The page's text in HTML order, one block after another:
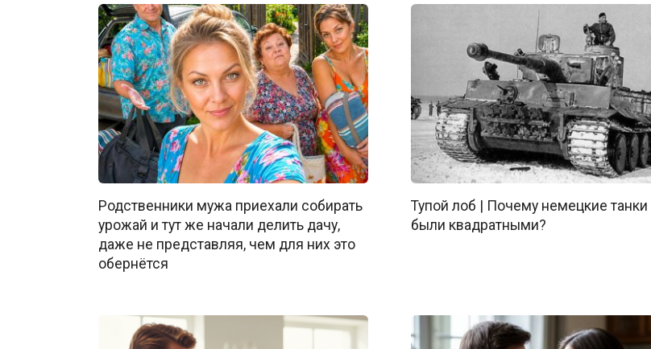
Родственники мужа приехали собирать
урожай и тут же начали делить дачу,
даже не представляя, чем для них это
обернётся
Тупой лоб | Почему немецкие танки
были квадратными?